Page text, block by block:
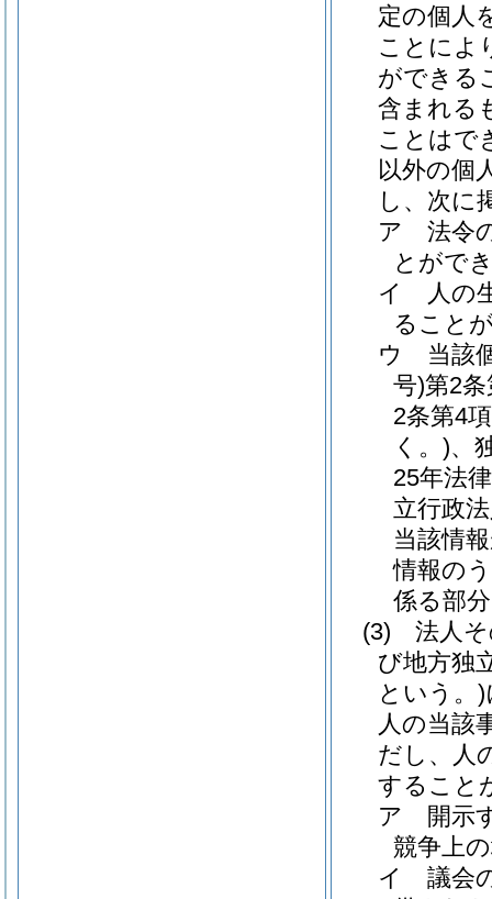
定の個人
ことによ
ができる
含まれる
ことはで
以外の個
し、次に
ア
法令
とがで
イ
人の
ること
ウ
当該
号)第2
2条第4
く。)、
25年法
立行政
当該情
情報の
係る部分
(3)
法人
び地方独
という。)
人の当該
だし、人
すること
ア
開示
競争上
イ
議会